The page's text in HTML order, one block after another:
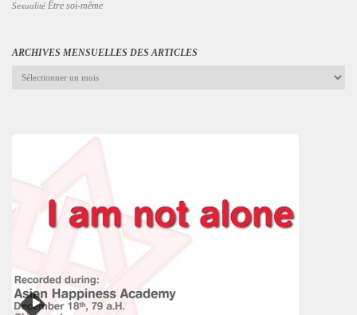
Sexualité Être soi-même
ARCHIVES MENSUELLES DES ARTICLES
Archives